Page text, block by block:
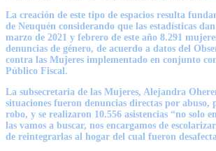
La creación de este tipo de espacios resulta
de Neuquén considerando que las estadísticas
marzo de 2021 y febrero de este año 8.291
denuncias de género, de acuerdo a datos del
contra las Mujeres implementado en conjunto
Público Fiscal.
La subsecretaria de las Mujeres, Alejandra
situaciones fueron denuncias directas por abuso,
robo, y se realizaron 10.556 asistencias “no solo
las vamos a buscar, nos encargamos de
de reintegrarlas al hogar del cual fueron